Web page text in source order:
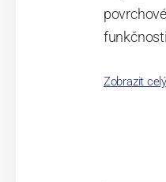
Zobrazit